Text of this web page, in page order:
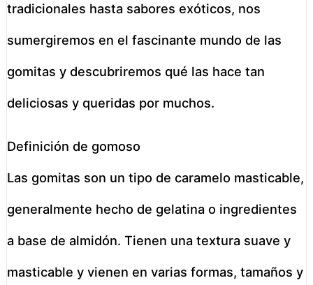
tradicionales hasta sabores exóticos, nos
sumergiremos en el fascinante mundo de las
gomitas y descubriremos qué las hace tan
deliciosas y queridas por muchos.
Definición de gomoso
Las gomitas son un tipo de caramelo masticable,
generalmente hecho de gelatina o ingredientes
a base de almidón. Tienen una textura suave y
masticable y vienen en varias formas, tamaños y